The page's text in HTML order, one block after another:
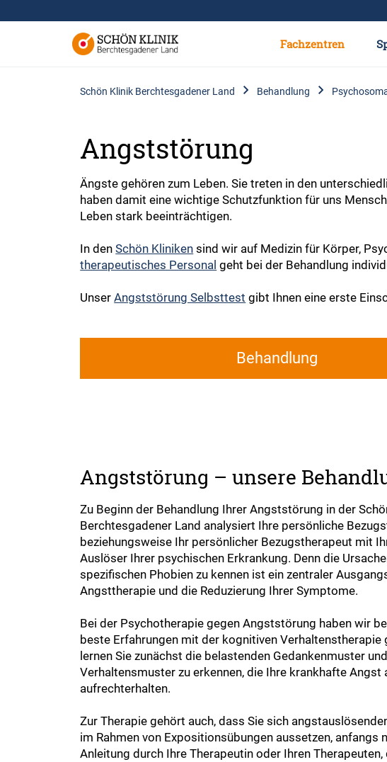
Fachzentren
Schön Klinik Berchtesgadener Land Behandlung
Angststörung
Ängste gehören zum Leben. Sie treten in den
haben damit eine wichtige Schutzfunktion für uns
Leben stark beeinträchtigen.
In denSchön Kliniken sind wir auf Medizin für Körper,
therapeutisches Personal geht bei der Behandlung
UnserAngststörung Selbsttest gibt Ihnen eine erste
Behandlung
Angststörung – unsere
Zu Beginn der Behandlung Ihrer Angststörung in der
Berchtesgadener Land analysiert Ihre persönliche
beziehungsweise Ihr persönlicher Bezugstherapeut mit
Auslöser Ihrer psychischen Erkrankung. Denn die
spezifischen Phobien zu kennen ist ein zentraler
Angsttherapie und die Reduzierung Ihrer Symptome.
Bei der Psychotherapie gegen Angststörung haben wir
beste Erfahrungen mit der kognitiven Verhaltenstherapie
lernen Sie zunächst die belastenden Gedankenmuster
Verhaltensmuster zu erkennen, die Ihre krankhafte Angst
aufrechterhalten.
Zur Therapie gehört auch, dass Sie sich
im Rahmen von Expositionsübungen aussetzen, anfangs
Anleitung durch Ihre Therapeutin oder Ihren Therapeuten,